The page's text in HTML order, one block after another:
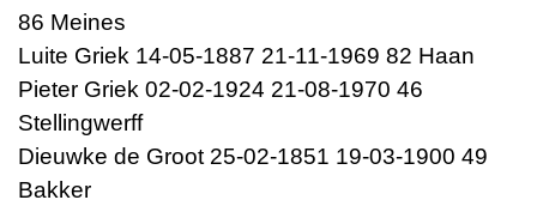
86 Meines
Luite Griek 14-05-1887 21-11-1969 82 Haan
Pieter Griek 02-02-1924 21-08-1970 46
Stellingwerff
Dieuwke de Groot 25-02-1851 19-03-1900 49
Bakker